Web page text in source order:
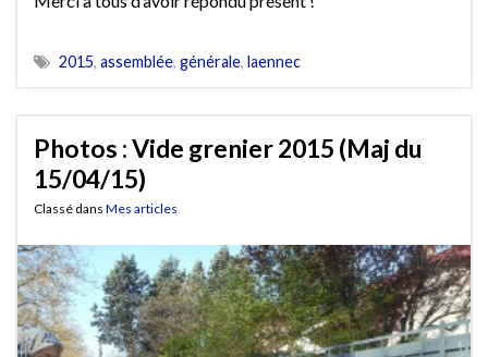
2015, assemblée, générale, laennec
Photos : Vide grenier 2015 (Maj du
15/04/15)
Classé dans Mes articles